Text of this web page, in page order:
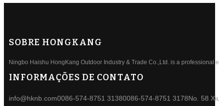
SOBRE HONGKANG
Ningbo Haishu HongKang Outdoor Industry & Trade Co.,Ltd. is a professional
INFORMAÇÕES DE CONTATO
info@hknb.com0086-574-8751 31380086-574-8751 3178No. 58